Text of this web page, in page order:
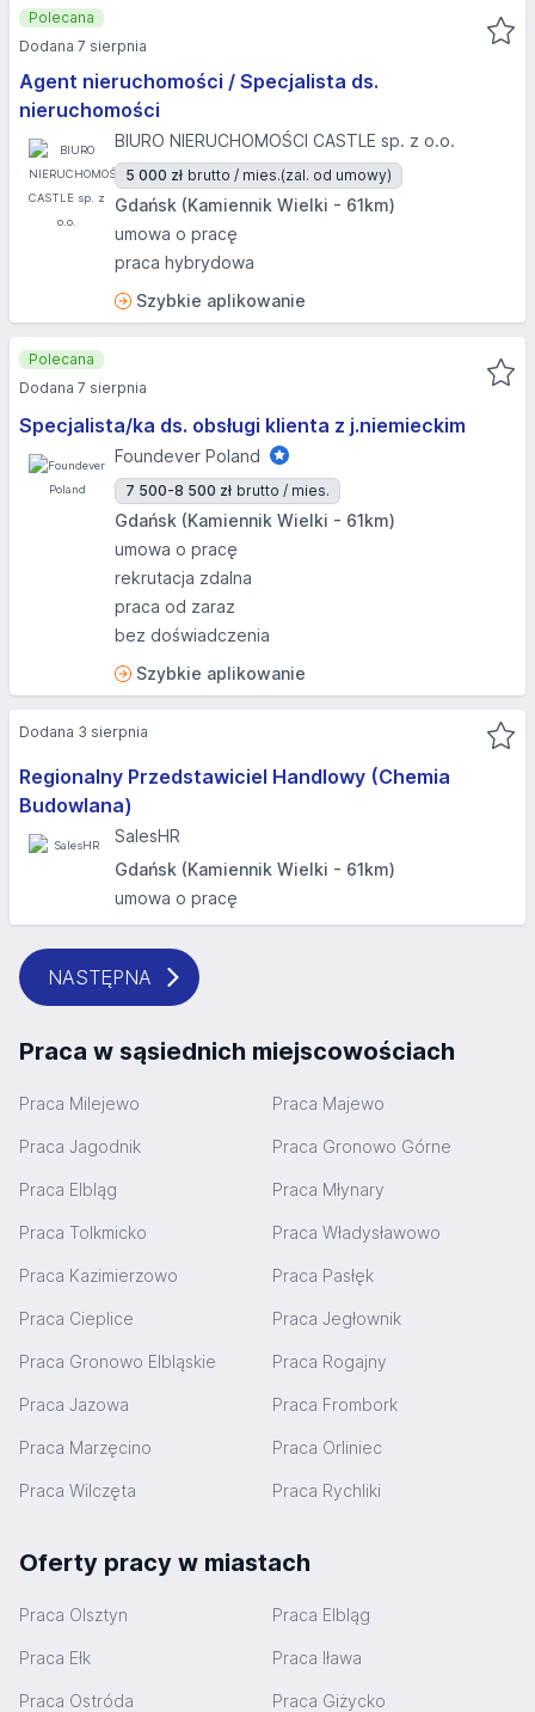
Agent nieruchomości / Specjalista ds.
nieruchomości
BIURO NIERUCHOMOŚCI CASTLE sp. z o.o.
5 000 zł brutto / mies.(zal. od umowy)
Gdańsk (Kamiennik Wielki - 61km)
umowa o pracę
praca hybrydowa
Szybkie aplikowanie
Polecana
Dodana 7 sierpnia
Specjalista/ka ds. obsługi klienta z j.niemieckim
Foundever Poland
7 500-8 500 zł brutto / mies.
Gdańsk (Kamiennik Wielki - 61km)
umowa o pracę
rekrutacja zdalna
praca od zaraz
bez doświadczenia
Szybkie aplikowanie
Polecana
Dodana 7 sierpnia
Regionalny Przedstawiciel Handlowy (Chemia
Budowlana)
SalesHR
Gdańsk (Kamiennik Wielki - 61km)
umowa o pracę
Dodana 3 sierpnia
NASTĘPNA
Praca w sąsiednich miejscowościach
Praca Milejewo Praca Majewo
Praca Jagodnik Praca Gronowo Górne
Praca Elbląg Praca Młynary
Praca Tolkmicko Praca Władysławowo
Praca Kazimierzowo Praca Pasłęk
Praca Cieplice Praca Jegłownik
Praca Gronowo Elbląskie Praca Rogajny
Praca Jazowa Praca Frombork
Praca Marzęcino Praca Orliniec
Praca Wilczęta Praca Rychliki
Oferty pracy w miastach
Praca Olsztyn Praca Elbląg
Praca Ełk Praca Iława
Praca Ostróda Praca Giżycko